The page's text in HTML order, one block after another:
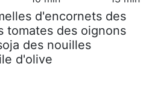
d'encornets des
tomates des oignons
des nouilles
d'olive